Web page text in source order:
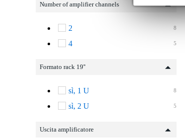
Number of amplifier channels
8
2
5
4
Formato rack 19''
8
sì, 1 U
5
sì, 2 U
Uscita amplificatore